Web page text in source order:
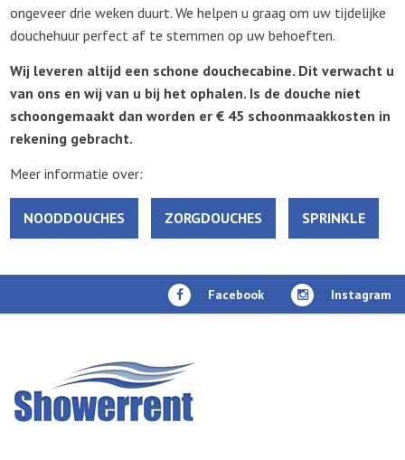
ongeveer drie weken duurt. We helpen u graag om uw tijdelijke
douchehuur perfect af te stemmen op uw behoeften.
Wij leveren altijd een schone douchecabine. Dit verwacht u
van ons en wij van u bij het ophalen. Is de douche niet
schoongemaakt dan worden er € 45 schoonmaakkosten in
rekening gebracht.
Meer informatie over:
NOODDOUCHES ZORGDOUCHES SPRINKLE
Facebook Instagram